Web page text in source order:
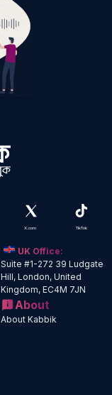
X.com TikTok
UK Office:
Suite #1-272 39 Ludgate
Hill, London, United
Kingdom, EC4M 7JN
About
About Kabbik